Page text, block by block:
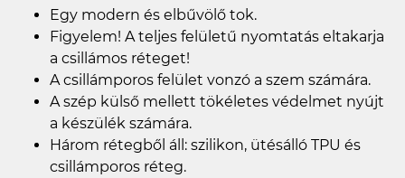
Egy modern és elbűvölő tok.
Figyelem! A teljes felületű nyomtatás eltakarja
a csillámos réteget!
A csillámporos felület vonzó a szem számára.
A szép külső mellett tökéletes védelmet nyújt
a készülék számára.
Három rétegből áll: szilikon, ütésálló TPU és
csillámporos réteg.